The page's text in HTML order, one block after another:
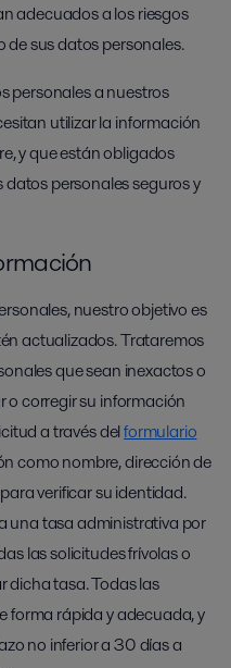
adecuados a los riesgos
de sus datos personales.
personales a nuestros
utilizar la información
y que están obligados
personales seguros y
nuestro objetivo es
actualizados. Trataremos
que sean inexactos o
o corregir su información
a través delformulario
como nombre, dirección de
verificar su identidad.
una tasa administrativa por
las solicitudes frívolas o
dicha tasa. Todas las
forma rápida y adecuada, y
no inferior a 30 días a